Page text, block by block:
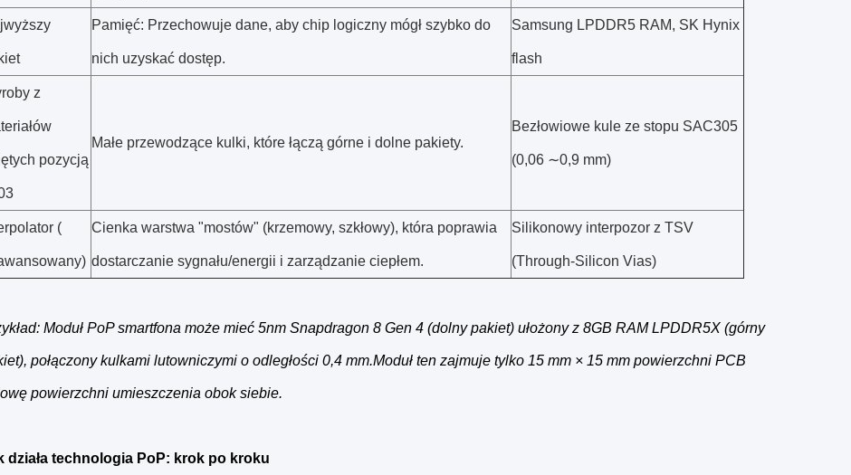
Pamięć: Przechowuje dane, aby chip logiczny mógł szybko do
nich uzyskać dostęp.
Samsung LPDDR5 RAM, SK Hynix
flash
z
pozycją
Małe przewodzące kulki, które łączą górne i dolne pakiety.
Bezłowiowe kule ze stopu SAC305
(0,06 ∼0,9 mm)
( Cienka warstwa "mostów" (krzemowy, szkłowy), która poprawia
dostarczanie sygnału/energii i zarządzanie ciepłem.
Silikonowy interpozor z TSV
(Through-Silicon Vias)
Moduł PoP smartfona może mieć 5nm Snapdragon 8 Gen 4 (dolny pakiet) ułożony z 8GB RAM LPDDR5X (górny
połączony kulkami lutowniczymi o odległości 0,4 mm.Moduł ten zajmuje tylko 15 mm × 15 mm powierzchni PCB 
powierzchni umieszczenia obok siebie.
działa technologia PoP: krok po kroku